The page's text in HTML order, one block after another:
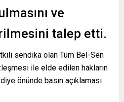
ve
talep etti.
sendika olan Tüm Bel-Sen
ile elde edilen hakların
önünde basın açıklaması